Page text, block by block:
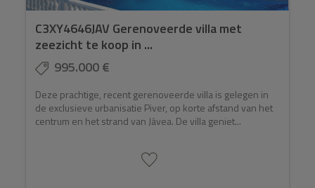
C3XY4646JAV Gerenoveerde villa met
zeezicht te koop in ...
995.000 €
Deze prachtige, recent gerenoveerde villa is gelegen in
de exclusieve urbanisatie Piver, op korte afstand van het
centrum en het strand van Jávea. De villa geniet...